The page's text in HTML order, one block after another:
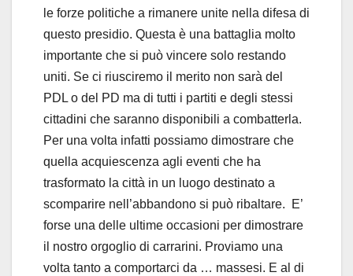
le forze politiche a rimanere unite nella difesa di
questo presidio. Questa è una battaglia molto
importante che si può vincere solo restando
uniti. Se ci riusciremo il merito non sarà del
PDL o del PD ma di tutti i partiti e degli stessi
cittadini che saranno disponibili a combatterla.
Per una volta infatti possiamo dimostrare che
quella acquiescenza agli eventi che ha
trasformato la città in un luogo destinato a
scomparire nell’abbandono si può ribaltare. E’
forse una delle ultime occasioni per dimostrare
il nostro orgoglio di carrarini. Proviamo una
volta tanto a comportarci da … massesi. E al di